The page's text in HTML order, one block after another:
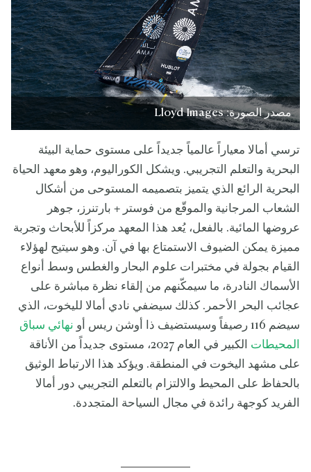
مصدر الصورة: Lloyd Images
ترسي أمالا معياراً عالمياً جديداً على مستوى حماية البيئة
البحرية والتعلم التجريبي. ويشكل الكوراليوم، وهو معهد الحياة
البحرية الرائع الذي يتميز بتصميمه المستوحى من أشكال
الشعاب المرجانية والموقّع من فوستر + بارتنرز، جوهر
عروضها المائية. بالفعل، يُعد هذا المعهد مركزاً للأبحاث وتجربة
مميزة يمكن الضيوف الاستمتاع بها في آن. وهو سيتيح لهؤلاء
القيام بجولة في مختبرات علوم البحار والغطس وسط أنواع
الأسماك النادرة، ما سيمكّنهم من إلقاء نظرة مباشرة على
عجائب البحر الأحمر. كذلك سيضفي نادي أمالا لليخوت، الذي
سيضم 116 رصيفاً وسيستضيف ذا أوشن ريس أو
نهائي سباق
المحيطات
الكبير في العام 2027، مستوى جديداً من الأناقة
على مشهد اليخوت في المنطقة. ويؤكد هذا الارتباط الوثيق
بالحفاظ على المحيط والالتزام بالتعلم التجريبي دور أمالا
الفريد كوجهة رائدة في مجال السياحة المتجددة.